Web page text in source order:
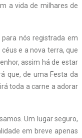
a vida de milhares de
nós registrada em
e a nova terra, que
assim há de estar
que, de uma Festa da
toda a carne a adorar
Um lugar seguro,
em breve apenas